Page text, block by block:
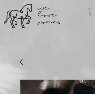
we
love
ponies